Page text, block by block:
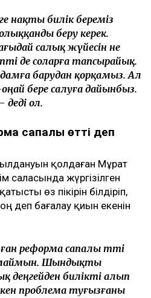
нақты билік береміз
беру керек.
салық жүйесін не
де соларға тапсырайық.
барудан қорқамыз. Ал
бере салуға дайынбыз.
деді ол.
сапалы өтті деп
қолдаған Мұрат
саласында жүргізілген
өз пікірін білдіріп,
деп бағалау қиын екенін
реформа сапалы өтті
Шындықты
деңгейден билікті алып
проблема туғызғаны